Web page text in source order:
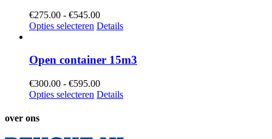
€275.00 - €545.00Prijsklasse:
€275.00
Opties selecteren Details
Open container 15m3
€300.00 - €595.00Prijsklasse:
€300.00
Opties selecteren Details
over ons